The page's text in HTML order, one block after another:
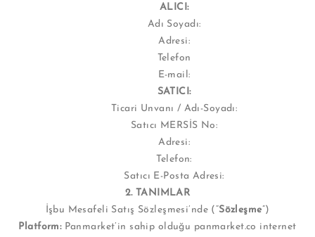
ALICI:
Adı Soyadı:
Adresi:
Telefon
E-mail:
SATICI:
Ticari Unvanı / Adı-Soyadı:
Satıcı MERSİS No:
Adresi:
Telefon:
Satıcı E-Posta Adresi:
2. TANIMLAR
İşbu Mesafeli Satış Sözleşmesi’nde (“Sözleşme”)
Platform: Panmarket’in sahip olduğu panmarket.co internet